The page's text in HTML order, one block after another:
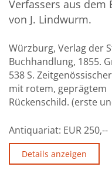
Verfassers aus dem
von J. Lindwurm.
Würzburg, Verlag der
Buchhandlung, 1855.
538 S.
mit rotem, geprägtem
Rückenschild. (erste
Antiquariat: EUR 250,--
Details anzeigen